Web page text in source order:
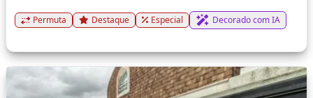
Permuta Destaque Especial Decorado com IA